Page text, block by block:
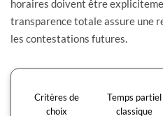
horaires doivent être
transparence totale assure une
les contestations futures.
Critères de
choix
Temps partiel
classique